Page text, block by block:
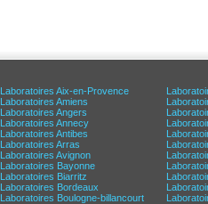
Laboratoires Aix-en-Provence
Laboratoires Amiens
Laboratoires Angers
Laboratoires Annecy
Laboratoires Antibes
Laboratoires Arras
Laboratoires Avignon
Laboratoires Bayonne
Laboratoires Biarritz
Laboratoires Bordeaux
Laboratoires Boulogne-billancourt